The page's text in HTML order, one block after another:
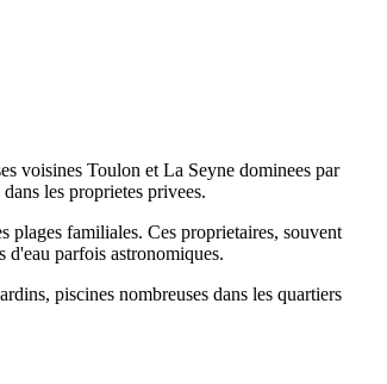
voisines Toulon et La Seyne dominees par
les proprietes privees.
plages familiales. Ces proprietaires, souvent
d'eau parfois astronomiques.
piscines nombreuses dans les quartiers